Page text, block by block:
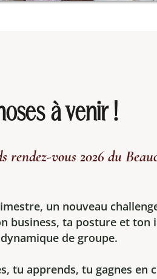
à venir !
rendez-vous 2026 du
un nouveau
business, ta posture et ton
de groupe.
tu apprends, tu gagnes en